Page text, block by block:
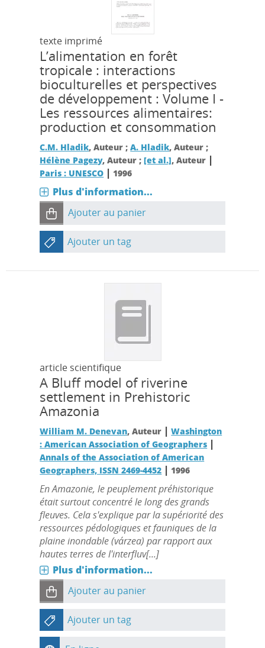
texte imprimé
L’alimentation en forêt
tropicale : interactions
bioculturelles et perspectives
de développement : Volume I -
Les ressources alimentaires:
production et consommation
C.M. Hladik, Auteur ;A. Hladik, Auteur ;
Hélène Pagezy, Auteur ;[et al.], Auteur |
Paris : UNESCO | 1996
Plus d'information...
Ajouter au panier
Ajouter un tag
article scientifique
A Bluff model of riverine
settlement in Prehistoric
Amazonia
William M. Denevan, Auteur |Washington
: American Association of Geographers |
Annals of the Association of American
Geographers, ISSN 2469-4452 | 1996
En Amazonie, le peuplement préhistorique
était surtout concentré le long des grands
fleuves. Cela s'explique par la supériorité des
ressources pédologiques et fauniques de la
plaine inondable (várzea) par rapport aux
hautes terres de l'interfluv[...]
Plus d'information...
Ajouter au panier
Ajouter un tag